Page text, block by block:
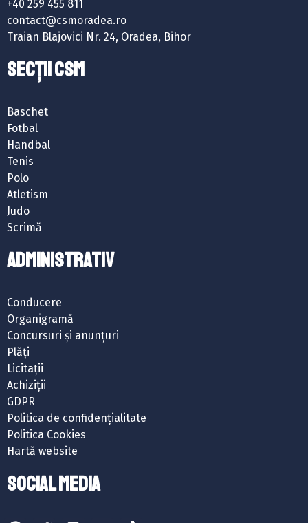
+40 259 455 811
contact@csmoradea.ro
Traian Blajovici Nr. 24, Oradea, Bihor
SECȚII CSM
Baschet
Fotbal
Handbal
Tenis
Polo
Atletism
Judo
Scrimă
ADMINISTRATIV
Conducere
Organigramă
Concursuri și anunțuri
Plăți
Licitații
Achiziții
GDPR
Politica de confidențialitate
Politica Cookies
Hartă website
SOCIAL MEDIA